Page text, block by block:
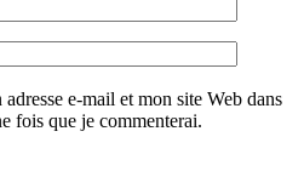
e-mail et mon site Web dans
fois que je commenterai.